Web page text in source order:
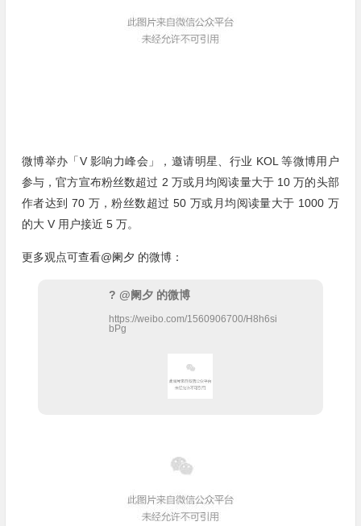
微博举办「V 影响力峰会」，邀请明星、行业 KOL 等微博用户
参与，官方宣布粉丝数超过 2 万或月均阅读量大于 10 万的头部
作者达到 70 万，粉丝数超过 50 万或月均阅读量大于 1000 万
的大 V 用户接近 5 万。
更多观点可查看@阑夕 的微博：
? @阑夕 的微博
https://weibo.com/1560906700/H8h6si
bPg